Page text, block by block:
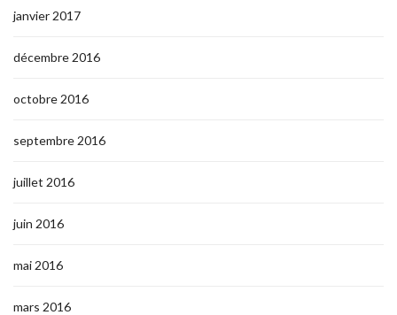
janvier 2017
décembre 2016
octobre 2016
septembre 2016
juillet 2016
juin 2016
mai 2016
mars 2016